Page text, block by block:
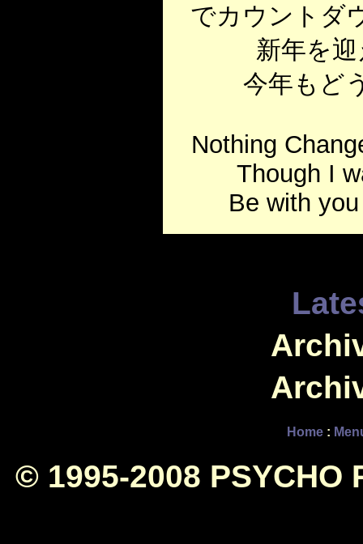
でカウントダ
新年を
今年もど
Nothing
Though I
Be with
Home:
© 1995-2008 PSYCHO